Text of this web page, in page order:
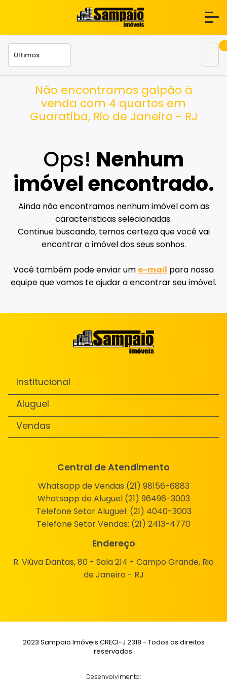
Não encontramos galpão à
venda com 4 quartos em
Guaratiba, Rio de Janeiro - RJ
Ops! Nenhum
imóvel encontrado.
Ainda não encontramos nenhum imóvel com as
caracteristicas selecionadas.
Continue buscando, temos certeza que você vai
encontrar o imóvel dos seus sonhos.
Você também pode enviar um e-mail para nossa
equipe que vamos te ajudar a encontrar seu imóvel.
Institucional
Aluguel
Vendas
Central de Atendimento
Whatsapp de Vendas (21) 98156-6883
Whatsapp de Aluguel (21) 96496-3003
Telefone Setor Aluguel: (21) 4040-3003
Telefone Setor Vendas: (21) 2413-4770
Endereço
R. Viúva Dantas, 80 - Sala 214 - Campo Grande, Rio
de Janeiro - RJ
2023 Sampaio Imóveis CRECI-J 2318 - Todos os direitos
reservados.
Desenvolvimento: